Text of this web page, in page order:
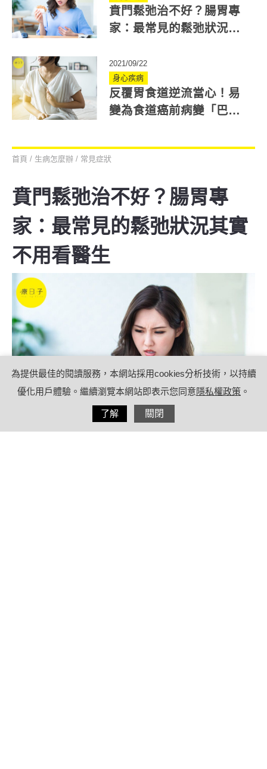
賁門鬆弛治不好？腸胃專
家：最常見的鬆弛狀況其
2021/09/22
身心疾病
反覆胃食道逆流當心！易
變為食道癌前病變「巴瑞
人？
首頁 / 生病怎麼辦 / 常見症狀
賁門鬆弛治不好？腸胃專
家：最常見的鬆弛狀況其實
不用看醫生
為提供最佳的閱讀服務，本網站採用cookies分析技術，以持續
優化用戶體驗。繼續瀏覽本網站即表示您同意隱私權政策 。
了解 關閉